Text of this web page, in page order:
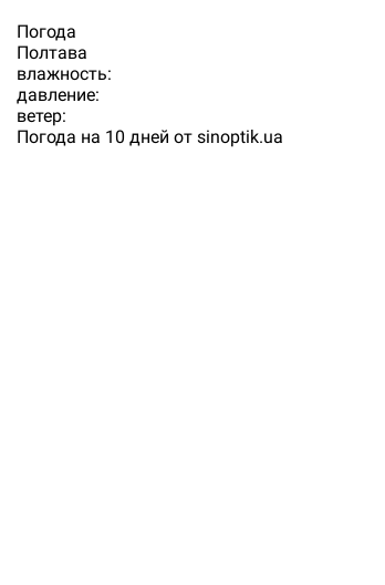
Погода
Полтава
влажность:
давление:
ветер:
Погода на 10 дней от sinoptik.ua